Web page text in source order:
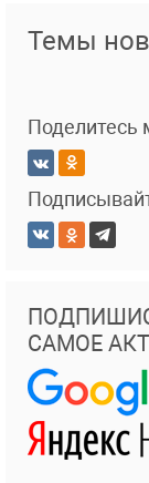
Темы
Поделитесь
САМОЕ